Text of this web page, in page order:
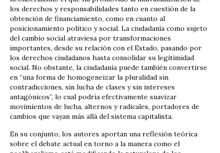
los derechos y responsabilidades tanto en cuestión de la
obtención de financiamiento, como en cuanto al
posicionamiento político y social. La ciudadanía como sujeto
del cambio social atraviesa por transformaciones
importantes, desde su relación con el Estado, pasando por
los derechos ciudadanos hasta consolidar su legitimidad
social. No obstante, la ciudadanía puede también convertirse
en “una forma de homogeneizar la pluralidad sin
contradicciones, sin lucha de clases y sin intereses
antagónicos”, lo cual podría efectivamente suavizar
movimientos de lucha, alternos y radicales, portadores de
cambios que vayan más allá del sistema capitalista.
En su conjunto, los autores aportan una reflexión teórica
sobre el debate actual en torno a la manera como el